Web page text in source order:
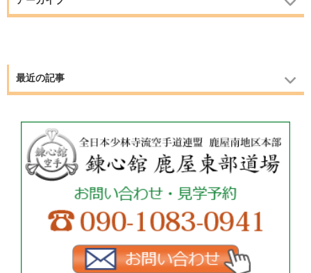
最近の記事